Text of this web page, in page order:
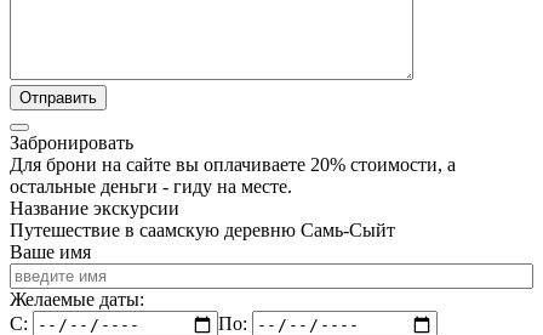
Забронировать
Для брони на сайте вы оплачиваете 20% стоимости, а
остальные деньги - гиду на месте.
Название экскурсии
Путешествие в саамскую деревню Самь-Сыйт
Ваше имя
Желаемые даты:
C:
По: